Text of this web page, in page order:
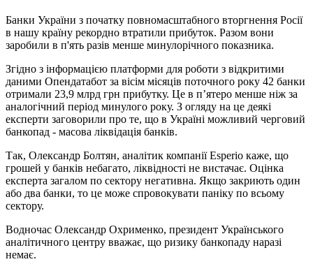
Банки України з початку повномасштабного вторгнення Росії
в нашу країну рекордно втратили прибуток. Разом вони
заробили в п'ять разів менше минулорічного показника.
Згідно з інформацією платформи для роботи з відкритими
даними Опендатабот за вісім місяців поточного року 42 банки
отримали 23,9 млрд грн прибутку. Це в п’ятеро менше ніж за
аналогічний період минулого року. З огляду на це деякі
експерти заговорили про те, що в Україні можливий черговий
банкопад - масова ліквідація банків.
Так, Олександр Болтян, аналітик компанії Esperio каже, що
грошей у банків небагато, ліквідності не вистачає. Оцінка
експерта загалом по сектору негативна. Якщо закриють один
або два банки, то це може спровокувати паніку по всьому
сектору.
Водночас Олександр Охрименко, президент Українського
аналітичного центру вважає, що ризику банкопаду наразі
немає.